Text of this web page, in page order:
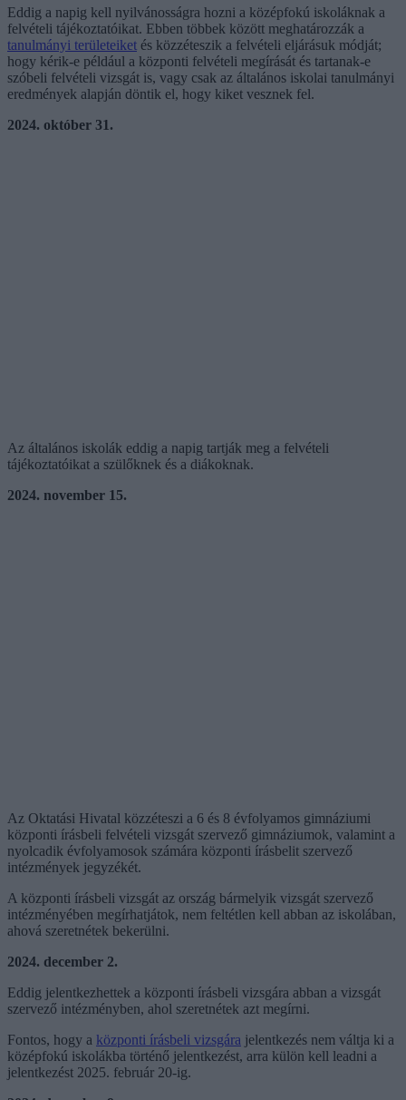
Eddig a napig kell nyilvánosságra hozni a középfokú iskoláknak a
felvételi tájékoztatóikat. Ebben többek között meghatározzák a
tanulmányi területeiket és közzéteszik a felvételi eljárásuk módját;
hogy kérik-e például a központi felvételi megírását és tartanak-e
szóbeli felvételi vizsgát is, vagy csak az általános iskolai tanulmányi
eredmények alapján döntik el, hogy kiket vesznek fel.
2024. október 31.
Az általános iskolák eddig a napig tartják meg a felvételi
tájékoztatóikat a szülőknek és a diákoknak.
2024. november 15.
Az Oktatási Hivatal közzéteszi a 6 és 8 évfolyamos gimnáziumi
központi írásbeli felvételi vizsgát szervező gimnáziumok, valamint a
nyolcadik évfolyamosok számára központi írásbelit szervező
intézmények jegyzékét.
A központi írásbeli vizsgát az ország bármelyik vizsgát szervező
intézményében megírhatjátok, nem feltétlen kell abban az iskolában,
ahová szeretnétek bekerülni.
2024. december 2.
Eddig jelentkezhettek a központi írásbeli vizsgára abban a vizsgát
szervező intézményben, ahol szeretnétek azt megírni.
Fontos, hogy a központi írásbeli vizsgára jelentkezés nem váltja ki a
középfokú iskolákba történő jelentkezést, arra külön kell leadni a
jelentkezést 2025. február 20-ig.